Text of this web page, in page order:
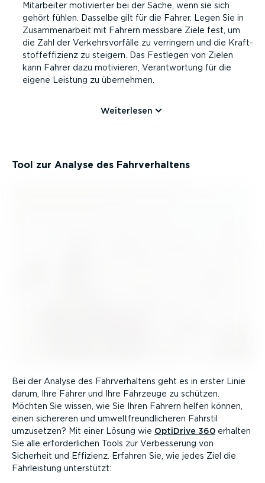
Mitarbeiter motivierter bei der Sache, wenn sie sich
gehört fühlen. Dasselbe gilt für die Fahrer. Legen Sie in
Zusam­men­arbeit mit Fahrern messbare Ziele fest, um
die Zahl der Verkehrs­vor­fälle zu verringern und die Kraft­
stoff­ef­fi­zienz zu steigern. Das Festlegen von Zielen
kann Fahrer dazu motivieren, Verant­wortung für die
eigene Leistung zu übernehmen.
Weiterlesen
Tool zur Analyse des Fahrver­haltens
Bei der Analyse des Fahrver­haltens geht es in erster Linie
darum, Ihre Fahrer und Ihre Fahrzeuge zu schützen.
Möchten Sie wissen, wie Sie Ihren Fahrern helfen können,
einen sichereren und umwelt­freund­li­cheren Fahrstil
umzusetzen? Mit einer Lösung wie OptiDrive 360 erhalten
Sie alle erfor­der­lichen Tools zur Verbes­serung von
Sicherheit und Effizienz. Erfahren Sie, wie jedes Ziel die
Fahrleistung unterstützt: